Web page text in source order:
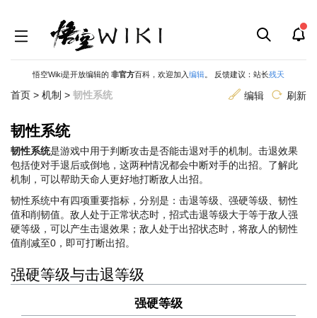
悟空Wiki是开放编辑的 非官方百科，欢迎加入编辑 。 反馈建议：站长残天
首页 > 机制 > 韧性系统 编辑 刷新
韧性系统
跳
到
导
航
跳
到
搜
索
韧性系统是游戏中用于判断攻击是否能击退对手的机制。击退效果
包括使对手退后或倒地，这两种情况都会中断对手的出招。了解此
机制，可以帮助天命人更好地打断敌人出招。
韧性系统中有四项重要指标，分别是：击退等级、强硬等级、韧性
值和削韧值。敌人处于正常状态时，招式击退等级大于等于敌人强
硬等级，可以产生击退效果；敌人处于出招状态时，将敌人的韧性
值削减至0，即可打断出招。
强硬等级与击退等级
强硬等级